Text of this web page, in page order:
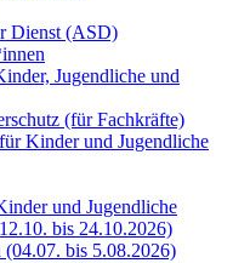
Dienst (ASD)
Jugendliche und
(für Fachkräfte)
Kinder und Jugendliche
und Jugendliche
bis 24.10.2026)
(04.07. bis 5.08.2026)